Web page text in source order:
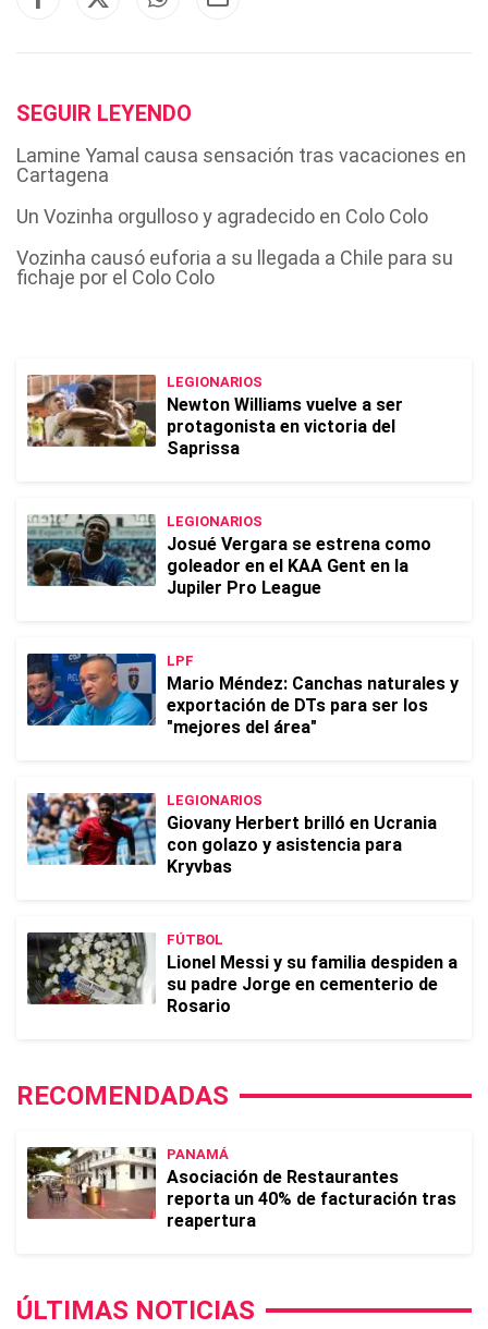
SEGUIR LEYENDO
Lamine Yamal causa sensación tras vacaciones en
Cartagena
Un Vozinha orgulloso y agradecido en Colo Colo
Vozinha causó euforia a su llegada a Chile para su
fichaje por el Colo Colo
LEGIONARIOS
Newton Williams vuelve a ser
protagonista en victoria del
Saprissa
LEGIONARIOS
Josué Vergara se estrena como
goleador en el KAA Gent en la
Jupiler Pro League
LPF
Mario Méndez: Canchas naturales y
exportación de DTs para ser los
"mejores del área"
LEGIONARIOS
Giovany Herbert brilló en Ucrania
con golazo y asistencia para
Kryvbas
FÚTBOL
Lionel Messi y su familia despiden a
su padre Jorge en cementerio de
Rosario
RECOMENDADAS
PANAMÁ
Asociación de Restaurantes
reporta un 40% de facturación tras
reapertura
ÚLTIMAS NOTICIAS